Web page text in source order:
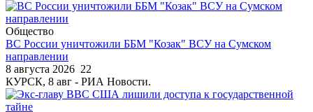
Общество
ВС России уничтожили ББМ "Козак" ВСУ на Сумском
направлении
8 августа 2026 22
КУРСК, 8 авг - РИА Новости.